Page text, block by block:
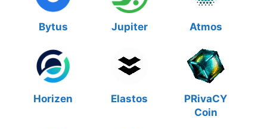
Bytus Jupiter Atmos
Horizen Elastos
PRivaCY
Coin